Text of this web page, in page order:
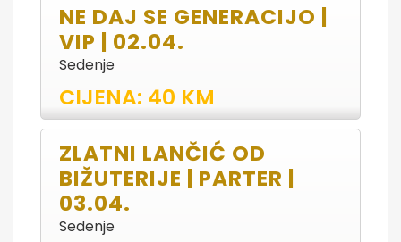
NE DAJ SE GENERACIJO |
VIP | 02.04.
Sedenje
CIJENA: 40 KM
ZLATNI LANČIĆ OD
BIŽUTERIJE | PARTER |
03.04.
Sedenje